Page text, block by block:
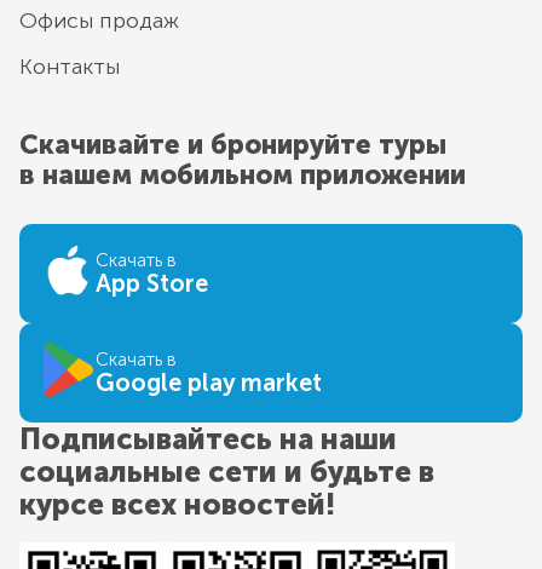
Офисы продаж
Контакты
Скачивайте и бронируйте туры
в нашем мобильном приложении
Скачать в
App Store
Скачать в
Google play market
Подписывайтесь на наши
социальные сети и будьте в
курсе всех новостей!